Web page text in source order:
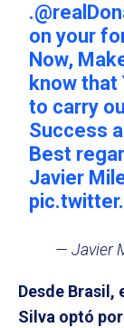
.
on your
Now,
know that
to carry
Success
Best
Javier
— Javier
Desde Brasil,
Silva optó